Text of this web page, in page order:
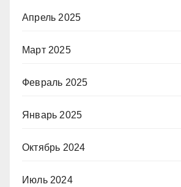
Апрель 2025
Март 2025
Февраль 2025
Январь 2025
Октябрь 2024
Июль 2024